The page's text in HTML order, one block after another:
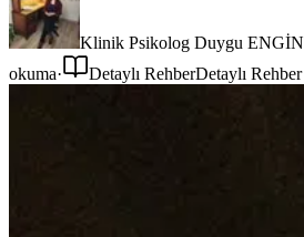
Klinik Psikolog Duygu ENGİN
okuma· Detaylı RehberDetaylı Rehber